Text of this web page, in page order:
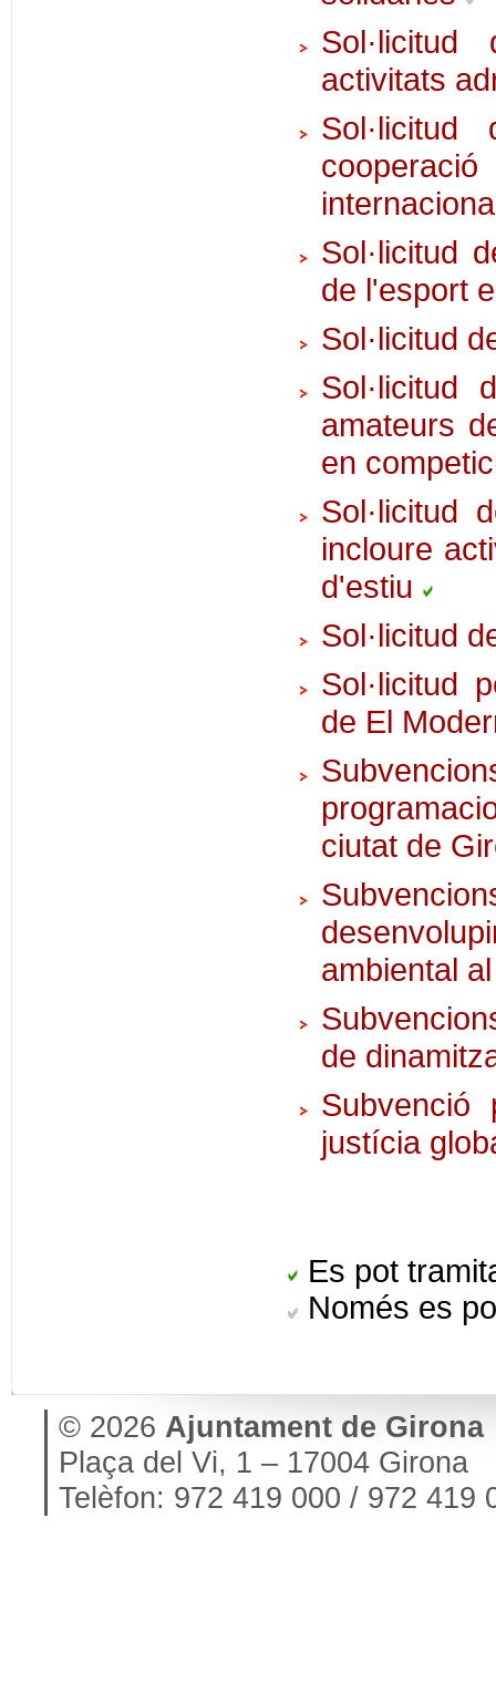
activitats
Sol·licitud
de l'esport
Sol·licitud
Sol·licitud
amateurs
en
Sol·licitud
incloure
d'estiu
Sol·licitud
Sol·licitud
de El
ciutat de
ambiental
de
justícia
Es pot
Només es
© 2026 Ajuntament de Girona
Plaça del Vi, 1 – 17004 Girona
Telèfon: 972 419 000 / 972 419